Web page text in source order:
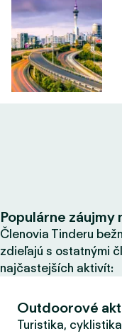
Populárne záujmy
Členovia Tinderu
zdieľajú s ostatnými
najčastejších aktivít:
Outdoorové
Turistika,